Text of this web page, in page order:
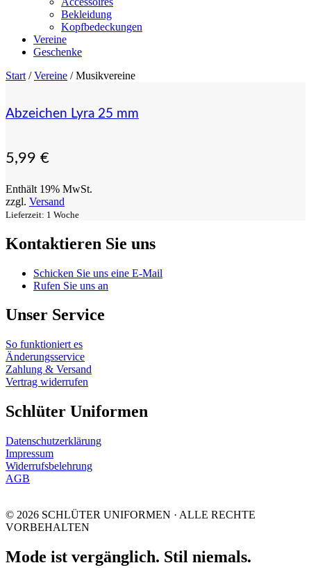
Bekleidung
Kopfbedeckungen
Vereine
Geschenke
Start /Vereine / Musikvereine
Abzeichen Lyra 25 mm
5,99 €
Enthält 19% MwSt.
zzgl. Versand
Lieferzeit: 1 Woche
Kontaktieren Sie uns
Schicken Sie uns eine E-Mail
Rufen Sie uns an
Unser Service
So funktioniert es
Änderungsservice
Zahlung & Versand
Vertrag widerrufen
Schlüter Uniformen
Datenschutzerklärung
Impressum
Widerrufsbelehrung
AGB
© 2026 SCHLÜTER UNIFORMEN · ALLE RECHTE
VORBEHALTEN
Mode ist vergänglich. Stil niemals.